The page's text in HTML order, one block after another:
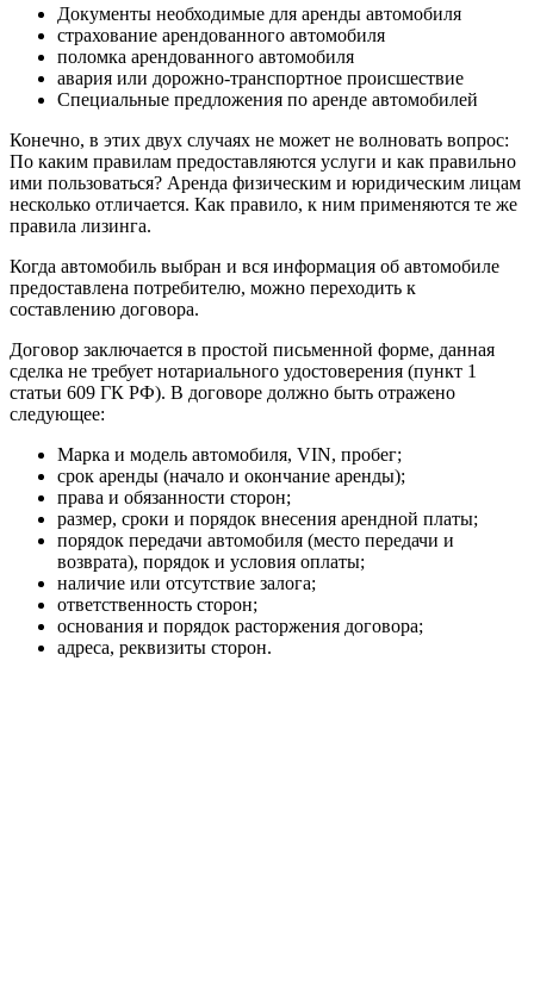
Документы необходимые для аренды автомобиля
страхование арендованного автомобиля
поломка арендованного автомобиля
авария или дорожно-транспортное происшествие
Специальные предложения по аренде автомобилей
Конечно, в этих двух случаях не может не волновать вопрос:
По каким правилам предоставляются услуги и как правильно
ими пользоваться? Аренда физическим и юридическим лицам
несколько отличается. Как правило, к ним применяются те же
правила лизинга.
Когда автомобиль выбран и вся информация об автомобиле
предоставлена ​​потребителю, можно переходить к
составлению договора.
Договор заключается в простой письменной форме, данная
сделка не требует нотариального удостоверения (пункт 1
статьи 609 ГК РФ). В договоре должно быть отражено
следующее:
Марка и модель автомобиля, VIN, пробег;
срок аренды (начало и окончание аренды);
права и обязанности сторон;
размер, сроки и порядок внесения арендной платы;
порядок передачи автомобиля (место передачи и
возврата), порядок и условия оплаты;
наличие или отсутствие залога;
ответственность сторон;
основания и порядок расторжения договора;
адреса, реквизиты сторон.